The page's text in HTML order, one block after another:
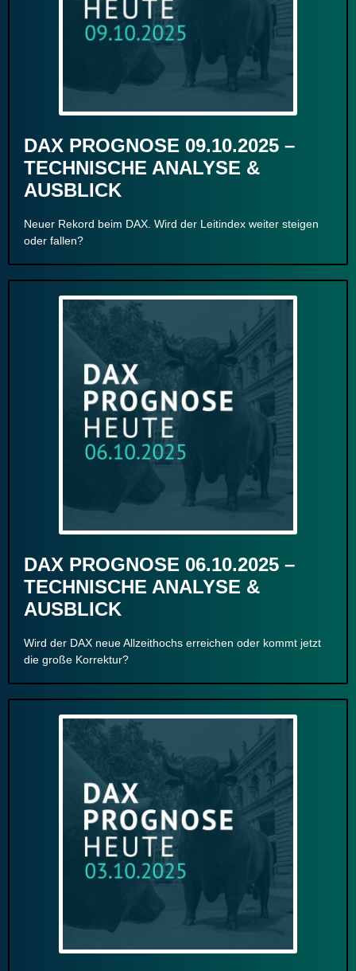
DAX PROGNOSE 09.10.2025 –
TECHNISCHE ANALYSE &
AUSBLICK
Neuer Rekord beim DAX. Wird der Leitindex weiter steigen
oder fallen?
DAX PROGNOSE 06.10.2025 –
TECHNISCHE ANALYSE &
AUSBLICK
Wird der DAX neue Allzeithochs erreichen oder kommt jetzt
die große Korrektur?